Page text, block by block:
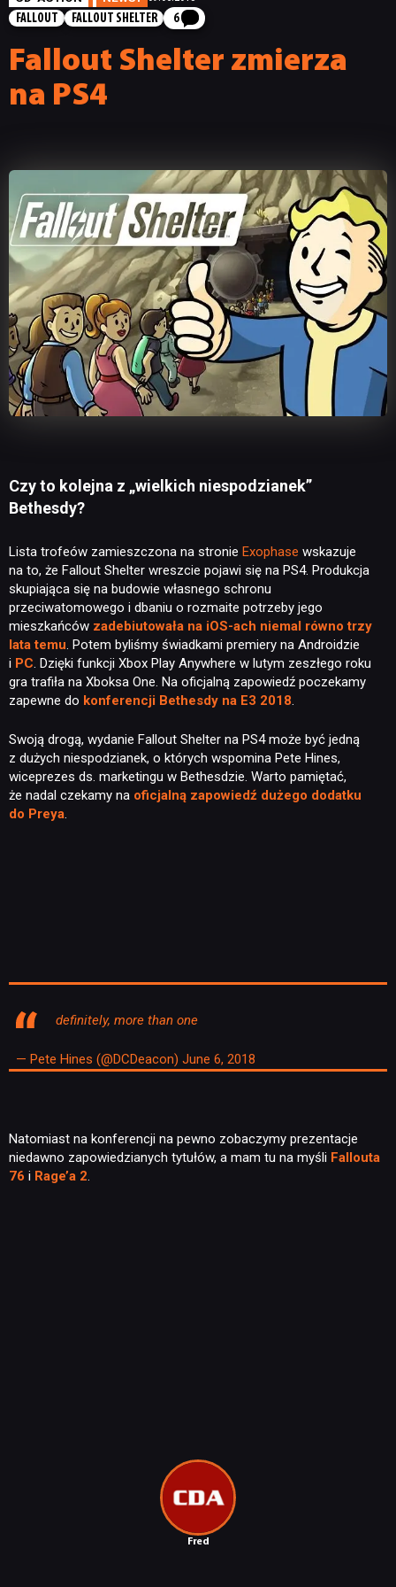
NEWSY
FALLOUT
FALLOUT SHELTER 6
Fallout Shelter zmierza
na PS4
Fred
Czy to kolejna z „wielkich niespodzianek”
Bethesdy?
Lista trofeów zamieszczona na stronie Exophase wskazuje
na to, że Fallout Shelter wreszcie pojawi się na PS4. Produkcja
skupiająca się na budowie własnego schronu
przeciwatomowego i dbaniu o rozmaite potrzeby jego
mieszkańców zadebiutowała na iOS-ach niemal równo trzy
lata temu. Potem byliśmy świadkami premiery na Androidzie
i PC. Dzięki funkcji Xbox Play Anywhere w lutym zeszłego roku
gra trafiła na Xboksa One. Na oficjalną zapowiedź poczekamy
zapewne do konferencji Bethesdy na E3 2018.
Swoją drogą, wydanie Fallout Shelter na PS4 może być jedną
z dużych niespodzianek, o których wspomina Pete Hines,
wiceprezes ds. marketingu w Bethesdzie. Warto pamiętać,
że nadal czekamy na oficjalną zapowiedź dużego dodatku
do Preya.
definitely, more than one
— Pete Hines (@DCDeacon) June 6, 2018
Natomiast na konferencji na pewno zobaczymy prezentacje
niedawno zapowiedzianych tytułów, a mam tu na myśli Fallouta
76 i Rage’a 2.